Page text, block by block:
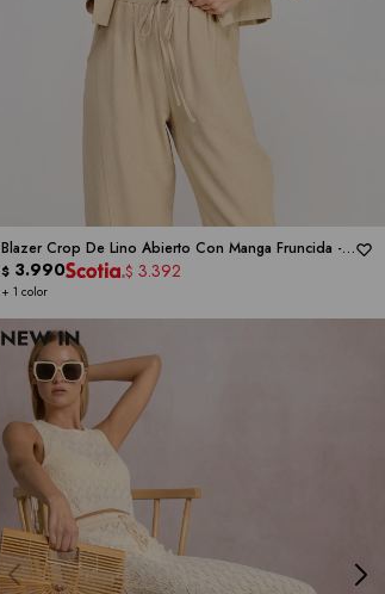
Blazer Crop De Lino Abierto Con Manga Fruncida -
ALLIE ROSE
+ 1 color
$ 3.990 $ 3.392